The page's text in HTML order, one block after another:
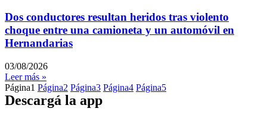
Dos conductores resultan heridos tras violento
choque entre una camioneta y un automóvil en
Hernandarias
03/08/2026
Leer más »
Página1 Página2 Página3 Página4 Página5
Descargá la app